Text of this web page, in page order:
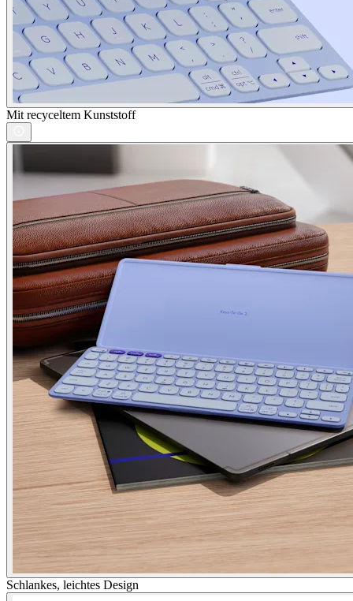
Mit recyceltem Kunststoff
Schlankes, leichtes Design